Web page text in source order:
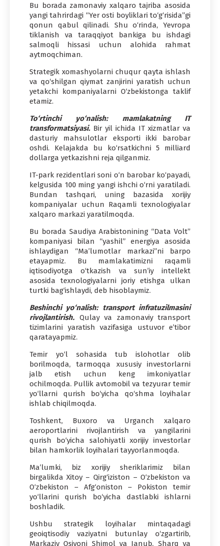
Bu borada zamonaviy xalqaro tajriba asosida
yangi tahrirdagi “Yer osti boyliklari to‘g‘risida”gi
qonun qabul qilinadi. Shu o‘rinda, Yevropa
tiklanish va taraqqiyot bankiga bu ishdagi
salmoqli hissasi uchun alohida rahmat
aytmoqchiman.
Strategik xomashyolarni chuqur qayta ishlash
va qo‘shilgan qiymat zanjirini yaratish uchun
yetakchi kompaniyalarni O‘zbekistonga taklif
etamiz.
To‘rtinchi yo‘nalish: mamlakatning IT
transformatsiyasi. Bir yil ichida IT xizmatlar va
dasturiy mahsulotlar eksporti ikki barobar
oshdi. Kelajakda bu ko‘rsatkichni 5 milliard
dollarga yetkazishni reja qilganmiz.
IT-park rezidentlari soni o‘n barobar ko‘payadi,
kelgusida 100 ming yangi ishchi o‘rni yaratiladi.
Bundan tashqari, uning bazasida xorijiy
kompaniyalar uchun Raqamli texnologiyalar
xalqaro markazi yaratilmoqda.
Bu borada Saudiya Arabistonining “Data Volt”
kompaniyasi bilan “yashil” energiya asosida
ishlaydigan “Ma’lumotlar markazi”ni barpo
etayapmiz. Bu mamlakatimizni raqamli
iqtisodiyotga o‘tkazish va sun’iy intellekt
asosida texnologiyalarni joriy etishga ulkan
turtki bag‘ishlaydi, deb hisoblaymiz.
Beshinchi yo‘nalish: transport infratuzilmasini
rivojlantirish. Qulay va zamonaviy transport
tizimlarini yaratish vazifasiga ustuvor e’tibor
qaratayapmiz.
Temir yo‘l sohasida tub islohotlar olib
borilmoqda, tarmoqqa xususiy investorlarni
jalb etish uchun keng imkoniyatlar
ochilmoqda. Pullik avtomobil va tezyurar temir
yo‘llarni qurish bo‘yicha qo‘shma loyihalar
ishlab chiqilmoqda.
Toshkent, Buxoro va Urganch xalqaro
aeroportlarini rivojlantirish va yangilarini
qurish bo‘yicha salohiyatli xorijiy investorlar
bilan hamkorlik loyihalari tayyorlanmoqda.
Ma’lumki, biz xorijiy sheriklarimiz bilan
birgalikda Xitoy – Qirg‘iziston – O‘zbekiston va
O‘zbekiston – Afg‘oniston – Pokiston temir
yo‘llarini qurish bo‘yicha dastlabki ishlarni
boshladik.
Ushbu strategik loyihalar mintaqadagi
geoiqtisodiy vaziyatni butunlay o‘zgartirib,
Markaziy Osiyoni Shimol va Janub, Sharq va